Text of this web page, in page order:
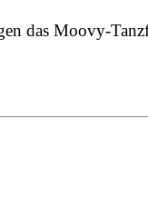
das Moovy-